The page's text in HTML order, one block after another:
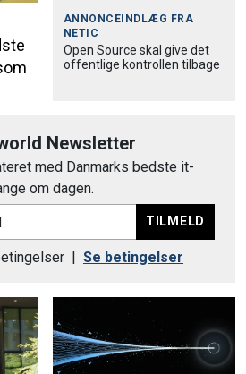
ANNONCEINDLÆG FRA
NETIC
Open Source skal give det
offentlige kontrollen tilbage
Newsletter
med Danmarks bedste it-
om dagen.
TILMELD
| Se betingelser